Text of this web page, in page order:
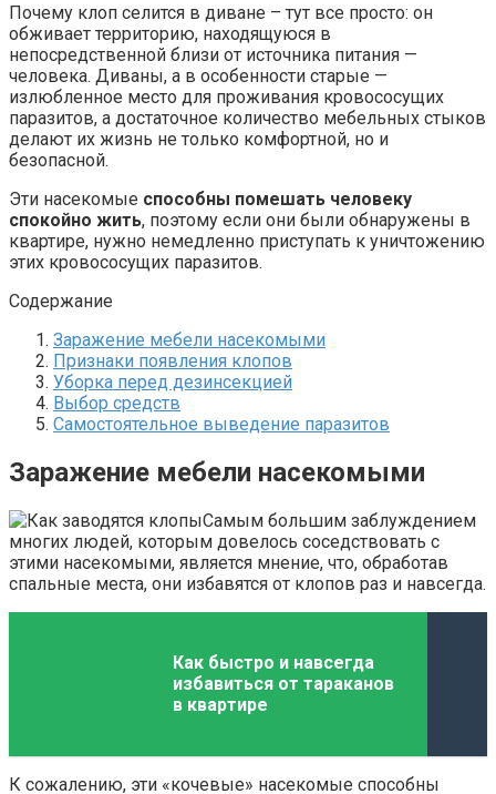
Почему клоп селится в диване – тут все просто: он
обживает территорию, находящуюся в
непосредственной близи от источника питания —
человека. Диваны, а в особенности старые —
излюбленное место для проживания кровососущих
паразитов, а достаточное количество мебельных стыков
делают их жизнь не только комфортной, но и
безопасной.
Эти насекомые способны помешать человеку
спокойно жить, поэтому если они были обнаружены в
квартире, нужно немедленно приступать к уничтожению
этих кровососущих паразитов.
Содержание
Заражение мебели насекомыми
Признаки появления клопов
Уборка перед дезинсекцией
Выбор средств
Самостоятельное выведение паразитов
Заражение мебели насекомыми
Самым большим заблуждением
многих людей, которым довелось соседствовать с
этими насекомыми, является мнение, что, обработав
спальные места, они избавятся от клопов раз и навсегда.
Как быстро и навсегда
избавиться от тараканов
в квартире
К сожалению, эти «кочевые» насекомые способны